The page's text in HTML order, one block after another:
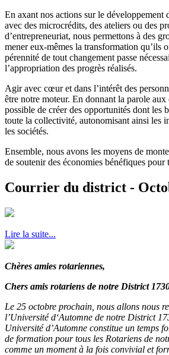
En axant nos actions sur le développement
avec des microcrédits, des ateliers ou des
d’entrepreneuriat, nous permettons à des
mener eux-mêmes la transformation qu’ils
pérennité de tout changement passe
l’appropriation des progrès réalisés.
Agir avec cœur et dans l’intérêt des
être notre moteur. En donnant la parole
possible de créer des opportunités dont les
toute la collectivité, autonomisant ainsi les
les sociétés.
Ensemble, nous avons les moyens de
de soutenir des économies bénéfiques pour
Courrier du district -
Lire la suite...
Chères amies rotariennes,
Chers amis rotariens de notre District
Le 25 octobre prochain, nous allons nous
l’Université d‘Automne de notre District
Université d’Automne constitue un temps
de formation pour tous les Rotariens de
comme un moment à la fois convivial et